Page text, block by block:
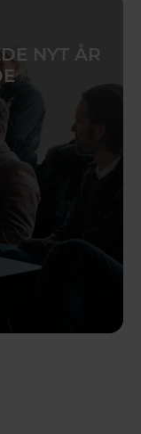
NYT ÅR